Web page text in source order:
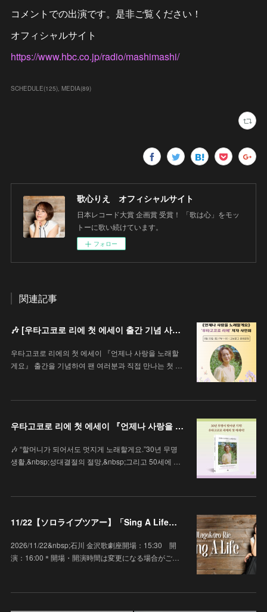
コメントでの出演です。是非ご覧ください！
オフィシャルサイト
https://www.hbc.co.jp/radio/mashimashi/
SCHEDULE(125) MEDIA(89)
歌心りえ オフィシャルサイト
日本レコード大賞 企画賞 受賞！ 「歌は心」をモッ
トーに歌い続けています。
フォロー
関連記事
🎶 [우타고코로 리에 첫 에세이 출간 기념 사인회 안내 / 歌心りえ 初エッセイ出版記念サイン会のお知らせ]
우타고코로 리에의 첫 에세이 『언제나 사랑을 노래할
게요』 출간을 기념하여 팬 여러분과 직접 만나는 첫 …
우타고코로 리에 첫 에세이 『언제나 사랑을 노래할게요』
🎶 “할머니가 되어서도 멋지게 노래할게요.”30년 무명
생활,&nbsp;성대결절의 절망,&nbsp;그리고 50세에 …
11/22【ソロライブツアー】「Sing A Life」石川 金沢歌劇座
2026/11/22&nbsp;石川 金沢歌劇座開場：15:30 開
演：16:00＊開場・開演時間は変更になる場合がご…